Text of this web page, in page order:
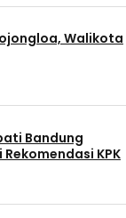
Walikota
Bandung
KPK